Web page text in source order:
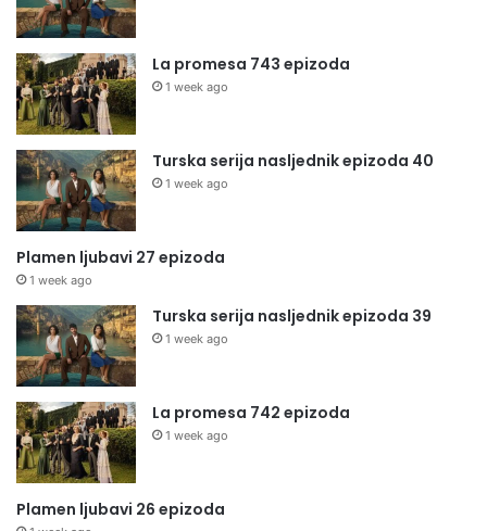
La promesa 743 epizoda
1 week ago
Turska serija nasljednik epizoda 40
1 week ago
Plamen ljubavi 27 epizoda
1 week ago
Turska serija nasljednik epizoda 39
1 week ago
La promesa 742 epizoda
1 week ago
Plamen ljubavi 26 epizoda